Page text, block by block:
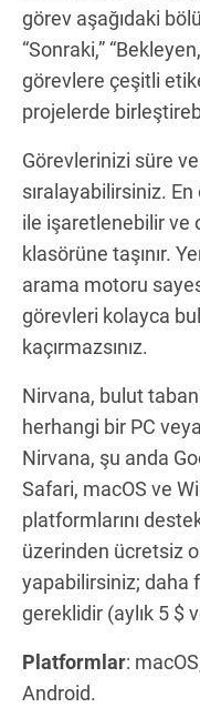
görev aşağıdaki
“Sonraki,”
görevlere çeşitli
projelerde
Görevlerinizi süre
sıralayabilirsiniz. En
ile işaretlenebilir ve
klasörüne taşınır.
arama motoru
görevleri kolayca
kaçırmazsınız.
Nirvana, bulut
herhangi bir PC
Nirvana, şu anda
Safari, macOS ve
platformlarını
üzerinden ücretsiz
yapabilirsiniz; daha
gereklidir (aylık 5 $
Platformlar:
Android.